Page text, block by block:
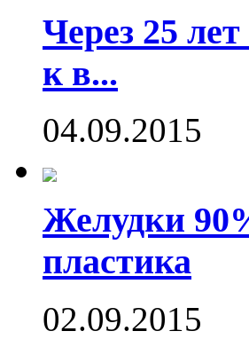
Через 25
к в...
04.09.2015
Желудки
пластика
02.09.2015